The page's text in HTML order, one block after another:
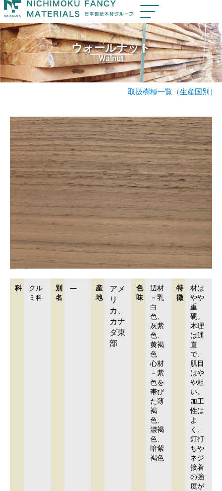
ウォールナット
Walnut
取扱樹種一覧（生産国別）
科
クル
ミ科
別
名
ー
産
地
アメ
リ
カ、
カナ
ダ東
部
色
味
辺材
－乳
白
色、
灰紫
色、
黄褐
色
心材
－紫
色を
帯び
た薄
褐
色、
濃褐
色、
暗紫
褐色
特
徴
材は
やや
重
硬。
木理
は通
直
で、
肌目
はや
や粗
い。
加工
性は
よ
く、
釘打
ちや
ネジ
接着
の強
度が